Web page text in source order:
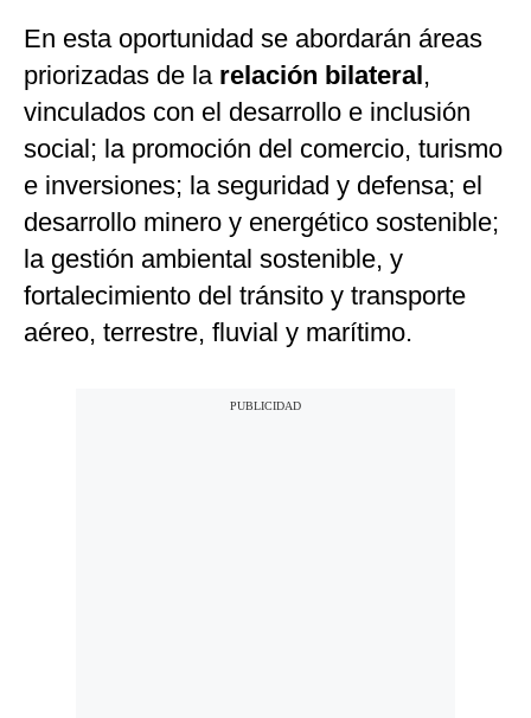
En esta oportunidad se abordarán áreas
priorizadas de la relación bilateral,
vinculados con el desarrollo e inclusión
social; la promoción del comercio, turismo
e inversiones; la seguridad y defensa; el
desarrollo minero y energético sostenible;
la gestión ambiental sostenible, y
fortalecimiento del tránsito y transporte
aéreo, terrestre, fluvial y marítimo.